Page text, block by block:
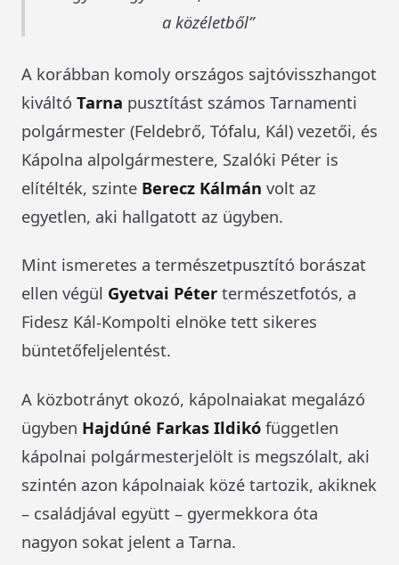
a közéletből
A korábban komoly országos sajtóvisszhangot
kiváltó Tarna pusztítást számos Tarnamenti
polgármester (Feldebrő, Tófalu, Kál) vezetői, és
Kápolna alpolgármestere, Szalóki Péter is
elítélték, szinte Berecz Kálmán volt az
egyetlen, aki hallgatott az ügyben.
Mint ismeretes a természetpusztító borászat
ellen végül Gyetvai Péter természetfotós, a
Fidesz Kál-Kompolti elnöke tett sikeres
büntetőfeljelentést.
A közbotrányt okozó, kápolnaiakat megalázó
ügyben Hajdúné Farkas Ildikó független
kápolnai polgármesterjelölt is megszólalt, aki
szintén azon kápolnaiak közé tartozik, akiknek
– családjával együtt – gyermekkora óta
nagyon sokat jelent a Tarna.